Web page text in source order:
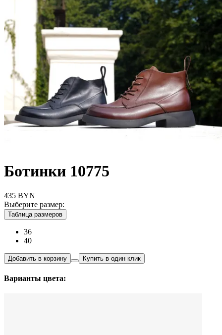
Ботинки 10775
435 BYN
Выберите размер:
Таблица размеров
36
40
Добавить в корзину Купить в один клик
Варианты цвета: